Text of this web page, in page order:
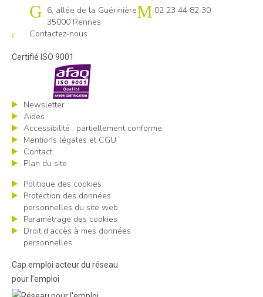
Cap emploi 35
6, allée de la Guérinière
35000 Rennes
02 23 44 82 30
Contactez-nous
Certifié ISO 9001
Newsletter
Aides
Accessibilité : partiellement conforme
Mentions légales et CGU
Contact
Plan du site
Politique des cookies
Protection des données
personnelles du site web
Paramétrage des cookies
Droit d’accès à mes données
personnelles
Cap emploi acteur du réseau
pour l’emploi